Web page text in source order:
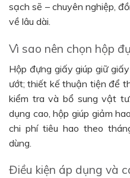
sạch sẽ – chuyên nghiệp,
về lâu dài.
Vì sao nên chọn hộp
Hộp đựng giấy giúp giữ
ướt; thiết kế thuận tiện để
kiểm tra và bổ sung vật
dụng cao, hộp giúp giảm
chi phí tiêu hao theo
dùng.
Điều kiện áp dụng và